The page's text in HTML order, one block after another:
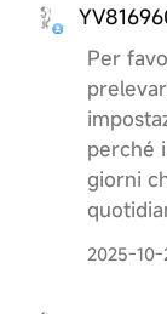
Per
perché
giorni
2025-